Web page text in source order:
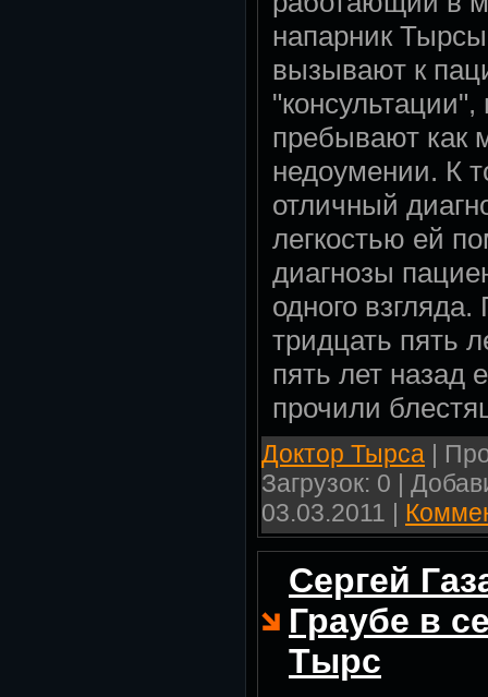
напарник
вызывают к
"консультации",
пребывают как
недоумении. К
отличный
легкостью ей
диагнозы
одного
тридцать пять
пять лет назад
прочили
Доктор Тырса |
Загрузок: 0 |
03.03.2011
Сергей
Граубе в
Тырс